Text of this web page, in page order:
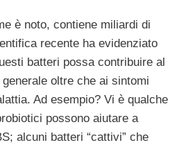
è noto, contiene miliardi di
recente ha evidenziato
batteri possa contribuire al
oltre che ai sintomi
Ad esempio? Vi è qualche
possono aiutare a
alcuni batteri “cattivi” che